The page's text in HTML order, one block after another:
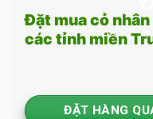
Đặt mua cỏ
các tỉnh miền
ĐẶT HÀNG